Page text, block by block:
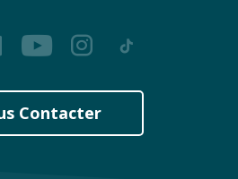
YoutubeInstagram
Tiktok
Contacter